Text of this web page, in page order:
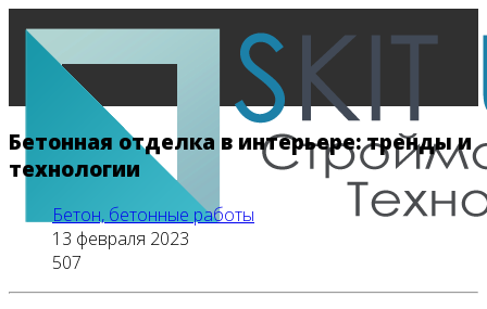
Бетонная отделка в интерьере: тренды и
технологии
Бетон, бетонные работы
13 февраля 2023
507